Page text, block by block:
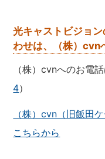
光キャストビジョ
わせは、（株）cvn
（株）cvnへのお電
4）
（株）cvn（旧飯田
こちらから